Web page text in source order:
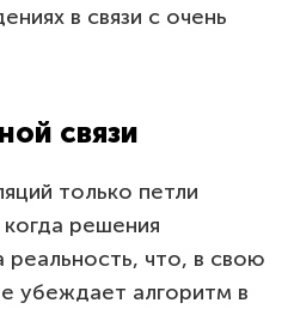
в связи с очень
связи
только петли
решения
реальность, что, в свою
убеждает алгоритм в